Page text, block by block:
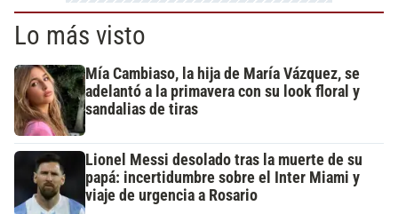
Lo más visto
Mía Cambiaso, la hija de María Vázquez, se
adelantó a la primavera con su look floral y
sandalias de tiras
Lionel Messi desolado tras la muerte de su
papá: incertidumbre sobre el Inter Miami y
viaje de urgencia a Rosario